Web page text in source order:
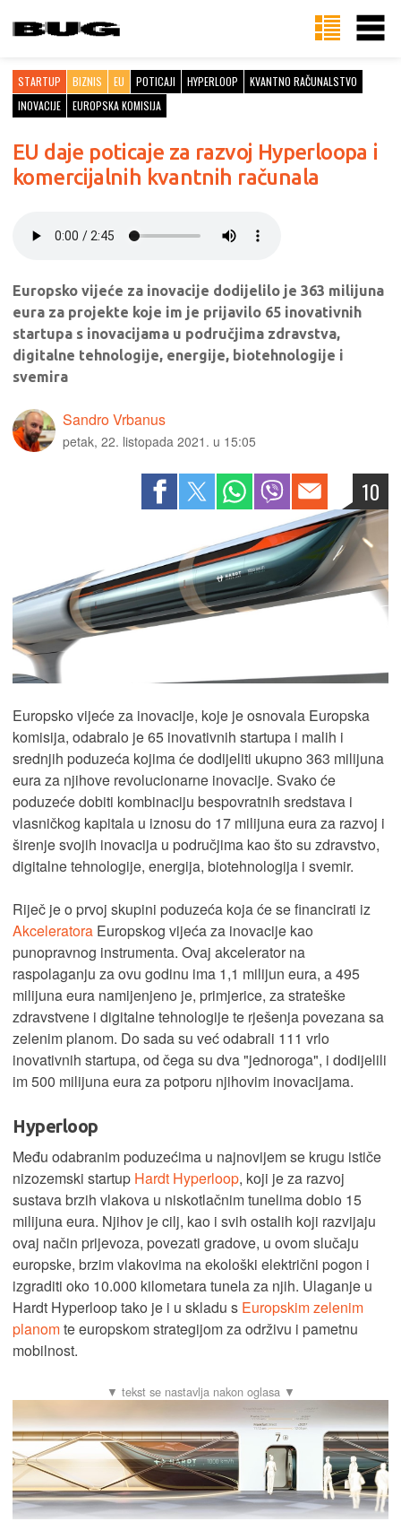
STARTUP BIZNIS EU POTICAJI HYPERLOOP
KVANTNO RAČUNALSTVO
INOVACIJE
EUROPSKA KOMISIJA
EU daje poticaje za razvoj Hyperloopa i
komercijalnih kvantnih računala
Europsko vijeće za inovacije dodijelilo je 363 milijuna
eura za projekte koje im je prijavilo 65 inovativnih
startupa s inovacijama u područjima zdravstva,
digitalne tehnologije, energije, biotehnologije i
svemira
Sandro Vrbanus
petak, 22. listopada 2021. u 15:05
10
Europsko vijeće za inovacije, koje je osnovala Europska
komisija, odabralo je 65 inovativnih startupa i malih i
srednjih poduzeća kojima će dodijeliti ukupno 363 milijuna
eura za njihove revolucionarne inovacije. Svako će
poduzeće dobiti kombinaciju bespovratnih sredstava i
vlasničkog kapitala u iznosu do 17 milijuna eura za razvoj i
širenje svojih inovacija u područjima kao što su zdravstvo,
digitalne tehnologije, energija, biotehnologija i svemir.
Riječ je o prvoj skupini poduzeća koja će se financirati iz
Akceleratora Europskog vijeća za inovacije kao
punopravnog instrumenta. Ovaj akcelerator na
raspolaganju za ovu godinu ima 1,1 milijun eura, a 495
milijuna eura namijenjeno je, primjerice, za strateške
zdravstvene i digitalne tehnologije te rješenja povezana sa
zelenim planom. Do sada su već odabrali 111 vrlo
inovativnih startupa, od čega su dva "jednoroga", i dodijelili
im 500 milijuna eura za potporu njihovim inovacijama.
Hyperloop
Među odabranim poduzećima u najnovijem se krugu ističe
nizozemski startup Hardt Hyperloop, koji je za razvoj
sustava brzih vlakova u niskotlačnim tunelima dobio 15
milijuna eura. Njihov je cilj, kao i svih ostalih koji razvijaju
ovaj način prijevoza, povezati gradove, u ovom slučaju
europske, brzim vlakovima na ekološki električni pogon i
izgraditi oko 10.000 kilometara tunela za njih. Ulaganje u
Hardt Hyperloop tako je i u skladu s Europskim zelenim
planomte europskom strategijom za održivu i pametnu
mobilnost.